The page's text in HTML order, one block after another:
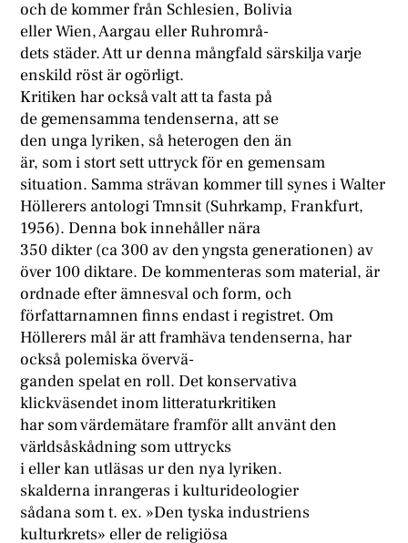
och de kommer från Schlesien, Bolivia
eller Wien, Aargau eller Ruhrområ-
dets städer. Att ur denna mångfald särskilja varje
enskild röst är ogörligt.
Kritiken har också valt att ta fasta på
de gemensamma tendenserna, att se
den unga lyriken, så heterogen den än
är, som i stort sett uttryck för en gemensam
situation. Samma strävan kommer till synes i Walter
Höllerers antologi Tmnsit (Suhrkamp, Frankfurt,
1956). Denna bok innehåller nära
350 dikter (ca 300 av den yngsta generationen) av
över 100 diktare. De kommenteras som material, är
ordnade efter ämnesval och form, och
författarnamnen finns endast i registret. Om
Höllerers mål är att framhäva tendenserna, har
också polemiska övervä-
ganden spelat en roll. Det konservativa
klickväsendet inom litteraturkritiken
har som värdemätare framför allt använt den
världsåskådning som uttrycks
i eller kan utläsas ur den nya lyriken.
skalderna inrangeras i kulturideologier
sådana som t. ex. »Den tyska industriens
kulturkrets» eller de religiösa